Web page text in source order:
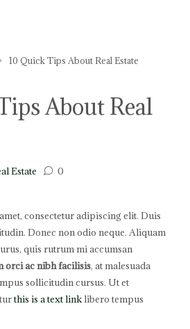
10 Quick Tips About Real Estate
About Real
Estate 0
consectetur adipiscing elit. Duis
Donec non odio neque. Aliquam
quis rutrum mi accumsan
orci ac nibh facilisis, at malesuada
sollicitudin cursus. Ut et
this is a text linklibero tempus